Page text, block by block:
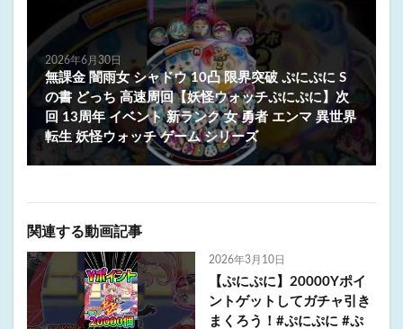
2026年6月30日
無課金 闇雨女 シャドウ 10凸 限界突破 ぷにぷに S
の書 どっち 高速周回【妖怪ウォッチぷにぷに】次
回 13周年 イベント 新ランク 女 勇者 エンマ 異世界
転生 妖怪ウォッチ ゲーム シリーズ
関連する動画記事
2026年3月10日
【ぷにぷに】20000Yポイ
ントゲットしてガチャ引き
まくろう！#ぷにぷに #ぷ